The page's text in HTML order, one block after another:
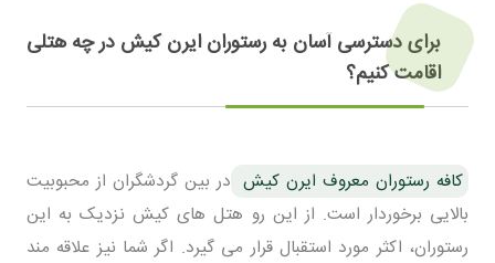
برای دسترسی آسان به رستوران ایرن کیش در چه هتلی
اقامت کنیم؟
کافه رستوران معروف ایرن کیش در بین گردشگران از محبوبیت
بالایی برخوردار است. از این رو هتل های کیش نزدیک به این
رستوران، اکثر مورد استقبال قرار می گیرد. اگر شما نیز علاقه مند